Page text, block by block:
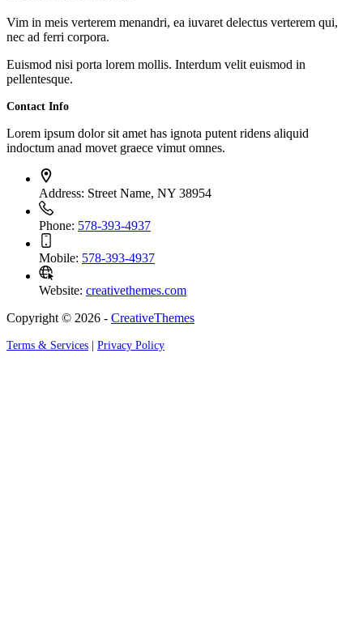
Vim in meis verterem menandri, ea iuvaret delectus verterem qui,
nec ad ferri corpora.
Euismod nisi porta lorem mollis. Interdum velit euismod in
pellentesque.
Contact Info
Lorem ipsum dolor sit amet has ignota putent ridens aliquid
indoctum anad movet graece vimut omnes.
Address: Street Name, NY 38954
Phone: 578-393-4937
Mobile: 578-393-4937
Website: creativethemes.com
Copyright © 2026 - CreativeThemes
Terms & Services | Privacy Policy